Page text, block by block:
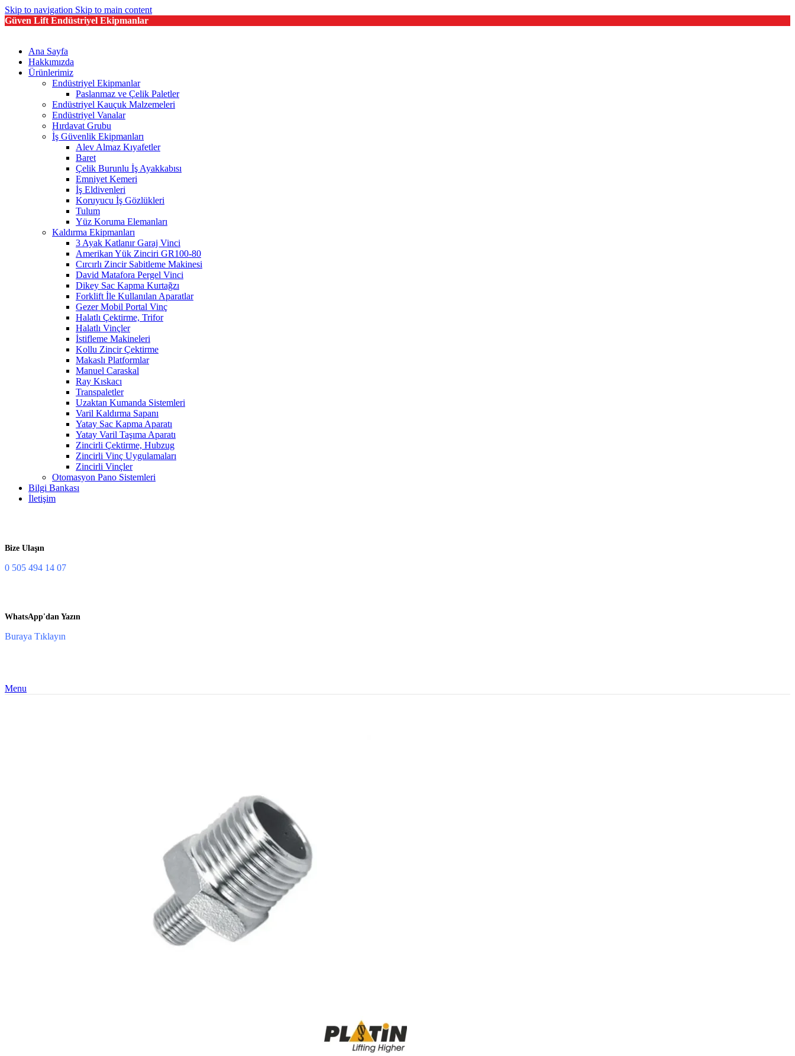
Skip to navigation Skip to main content
Güven Lift Endüstriyel Ekipmanlar
Ana Sayfa
Hakkımızda
Ürünlerimiz
Endüstriyel Ekipmanlar
Paslanmaz ve Çelik Paletler
Endüstriyel Kauçuk Malzemeleri
Endüstriyel Vanalar
Hırdavat Grubu
İş Güvenlik Ekipmanları
Alev Almaz Kıyafetler
Baret
Çelik Burunlu İş Ayakkabısı
Emniyet Kemeri
İş Eldivenleri
Koruyucu İş Gözlükleri
Tulum
Yüz Koruma Elemanları
Kaldırma Ekipmanları
3 Ayak Katlanır Garaj Vinci
Amerikan Yük Zinciri GR100-80
Cırcırlı Zincir Sabitleme Makinesi
David Matafora Pergel Vinci
Dikey Sac Kapma Kurtağzı
Forklift İle Kullanılan Aparatlar
Gezer Mobil Portal Vinç
Halatlı Çektirme, Trifor
Halatlı Vinçler
İstifleme Makineleri
Kollu Zincir Çektirme
Makaslı Platformlar
Manuel Caraskal
Ray Kıskacı
Transpaletler
Uzaktan Kumanda Sistemleri
Varil Kaldırma Sapanı
Yatay Sac Kapma Aparatı
Yatay Varil Taşıma Aparatı
Zincirli Çektirme, Hubzug
Zincirli Vinç Uygulamaları
Zincirli Vinçler
Otomasyon Pano Sistemleri
Bilgi Bankası
İletişim
Bize Ulaşın
0 505 494 14 07
WhatsApp'dan Yazın
Buraya Tıklayın
Menu